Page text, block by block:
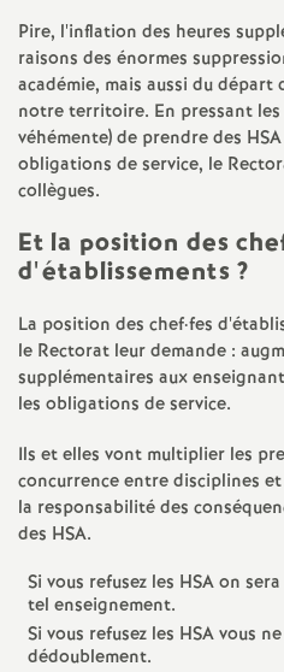
Pire, l'inflation des heures
raisons des énormes
académie, mais aussi du
notre territoire. En pressant
véhémente) de prendre des
obligations de service, le
collègues.
Et la position des
d'établissements ?
La position des chef·fes
le Rectorat leur demande :
supplémentaires aux enseignant
les obligations de service.
Ils et elles vont multiplier les
concurrence entre disciplines
la responsabilité des
des HSA.
Si vous refusez les HSA on
tel enseignement.
Si vous refusez les HSA vous
dédoublement.